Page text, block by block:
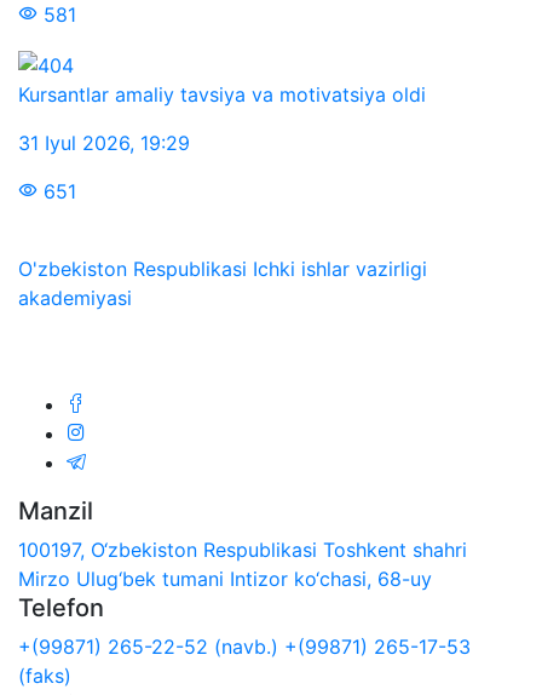
581
Kursantlar amaliy tavsiya va motivatsiya oldi
31 Iyul 2026, 19:29
651
O'zbekiston Respublikasi Ichki ishlar vazirligi
akademiyasi
Manzil
100197, O‘zbekiston Respublikasi Toshkent shahri
Mirzo Ulug‘bek tumani Intizor ko‘chasi, 68-uy
Telefon
+(99871) 265-22-52 (navb.) +(99871) 265-17-53
(faks)